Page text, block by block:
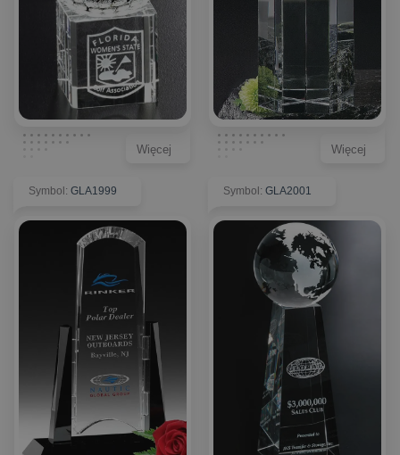
Więcej Więcej
Symbol: GLA1999 Symbol: GLA2001